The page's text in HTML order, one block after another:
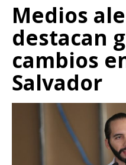
Medios
destacan
cambios
Salvador